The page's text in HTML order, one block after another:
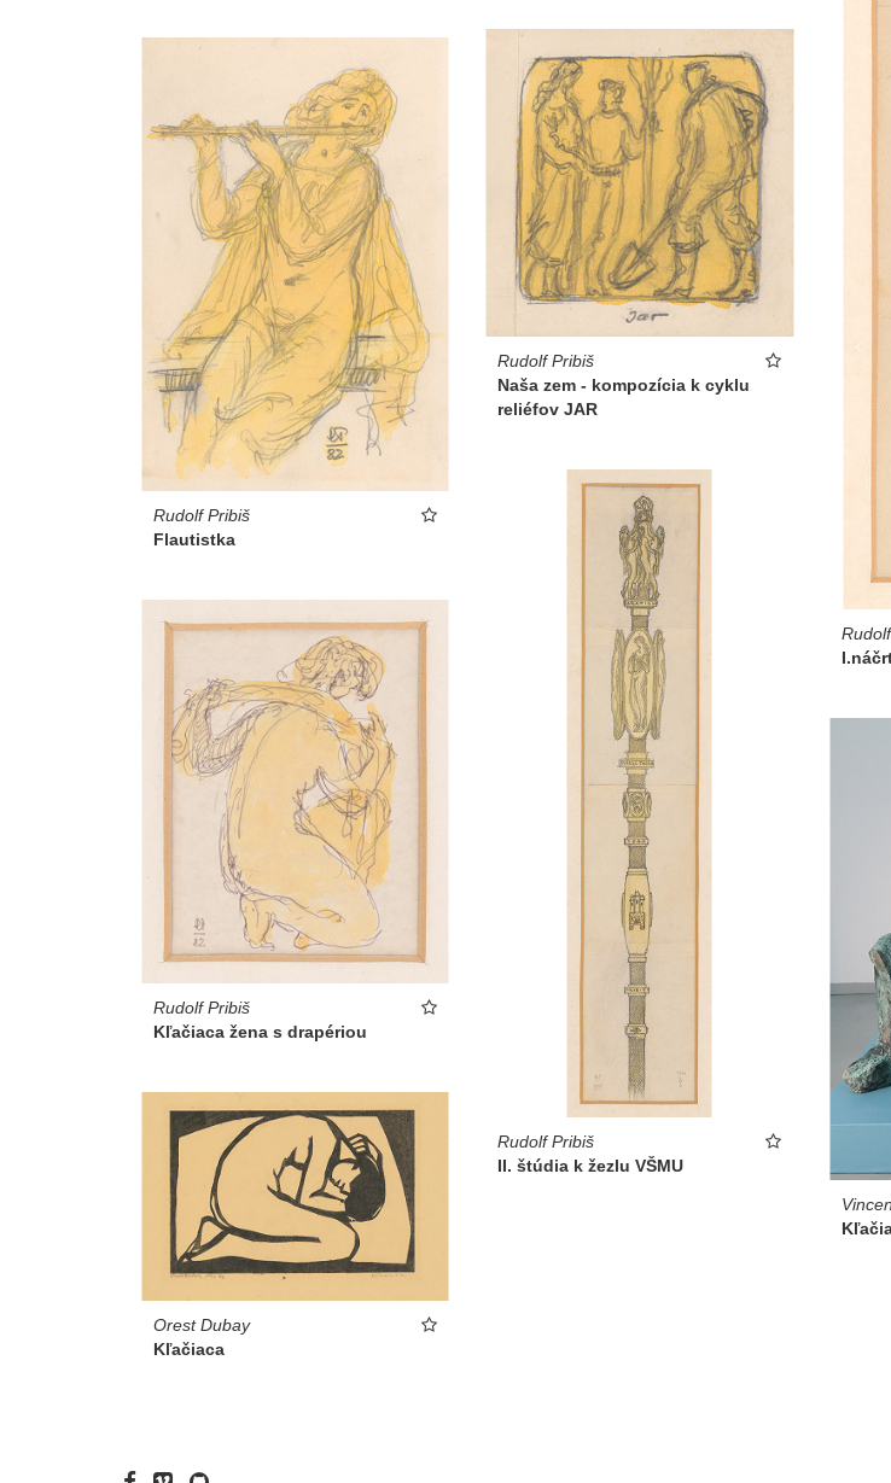
Rudolf Pribiš
Naša zem - kompozícia k cyklu
reliéfov JAR
Rudolf Pribiš
Flautistka
Rudolf Pribiš
II. štúdia k žezlu VŠMU
Rudolf Pribiš
Kľačiaca žena s drapériou
Orest Dubay
Kľačiaca